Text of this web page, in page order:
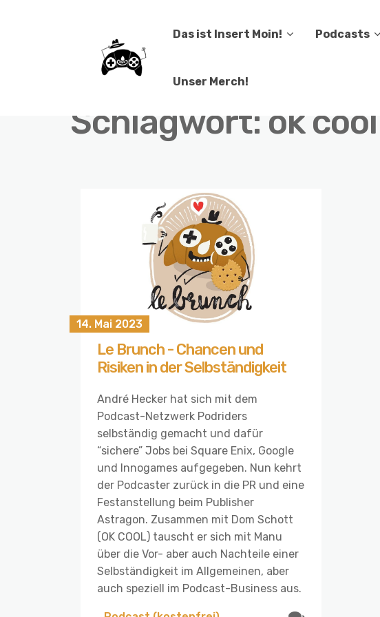
Das ist Insert Moin! Podcasts
Unser Merch!
Schlagwort: ok cool
14. Mai 2023
Le Brunch - Chancen und
Risiken in der Selbständigkeit
André Hecker hat sich mit dem
Podcast-Netzwerk Podriders
selbständig gemacht und dafür
“sichere” Jobs bei Square Enix, Google
und Innogames aufgegeben. Nun kehrt
der Podcaster zurück in die PR und eine
Festanstellung beim Publisher
Astragon. Zusammen mit Dom Schott
(OK COOL) tauscht er sich mit Manu
über die Vor- aber auch Nachteile einer
Selbständigkeit im Allgemeinen, aber
auch speziell im Podcast-Business aus.